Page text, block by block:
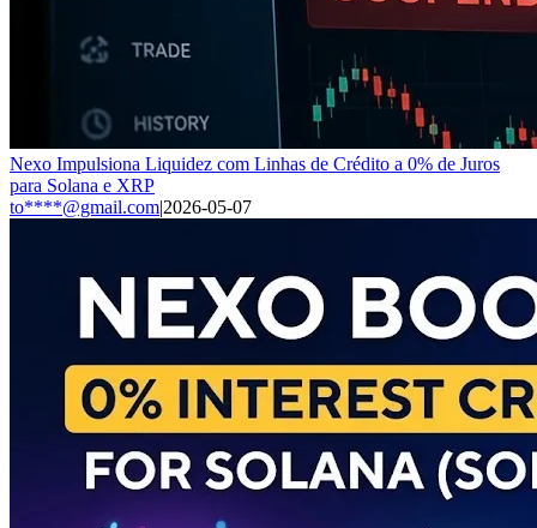
Nexo Impulsiona Liquidez com Linhas de Crédito a 0% de Juros
para Solana e XRP
to****@gmail.com|2026-05-07